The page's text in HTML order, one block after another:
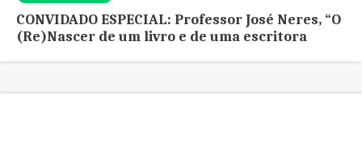
CONVIDADO ESPECIAL: Professor José Neres, “O
(Re)Nascer de um livro e de uma escritora